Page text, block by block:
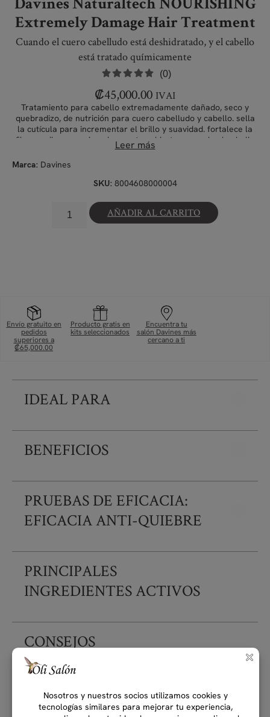
Davines Naturaltech NOURISHING
Extremely Damage Hair Treatment
Cuando el cuero cabelludo está deshidratado, y el cabello
está tratado químicamente
(0)
₡45,000.00 IVAI
Tratamiento para cabello extremadamente dañado, seco y
quebradizo, de nutrición para cuero cabelludo y cabello. sella
la cutícula para incrementar el brillo y suavidad. fortalece la
fibra capilar y previene las puntas abiertas, cuando el cabello
está dañado.Productos nutritivos, revitalizantes y de
reconstrucción para el bienestar del cuero cabelludo y del
Leer más
Marca: Davines
SKU: 8004608000004
AÑADIR AL CARRITO
Envío gratuito en
pedidos
superiores a
₡65,000.00
Producto gratis en
kits seleccionados
Encuentra tu
salón Davines más
cercano a ti
IDEAL PARA
BENEFICIOS
PRUEBAS DE EFICACIA:
EFICACIA ANTI-QUIEBRE
PRINCIPALES
INGREDIENTES ACTIVOS
CONSEJOS
Complete su rutina...